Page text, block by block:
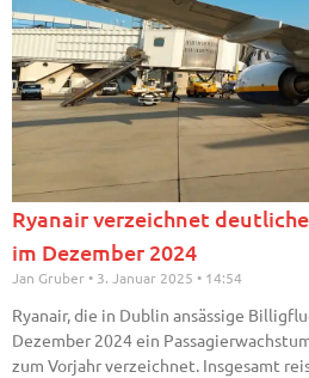
Ryanair verzeichnet
im Dezember 2024
Jan Gruber 3. Januar 2025 14:54
Ryanair, die in Dublin ansässige
Dezember 2024 ein
zum Vorjahr verzeichnet. Insgesamt